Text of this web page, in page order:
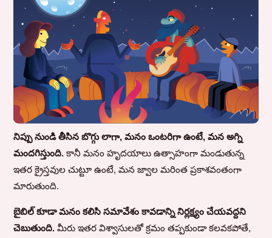
నిప్పు నుండి తీసిన బొగ్గు లాగా, మనం ఒంటరిగా ఉంటే, మన అగ్ని
మందగిస్తుంది.కానీ మనం హృదయాలు ఉత్సాహంగా మండుతున్న
ఇతర క్రైస్తవుల చుట్టూ ఉంటే, మన జ్వాల మరింత ప్రకాశవంతంగా
మారుతుంది.
బైబిల్ కూడా మనం కలిసి సమావేశం కావడాన్ని నిర్లక్ష్యం చేయవద్దని
చెబుతుంది. మీరు ఇతర విశ్వాసులతో క్రమం తప్పకుండా కలవకపోతే,